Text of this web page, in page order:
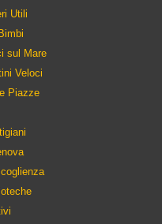
Utili
sul Mare
Veloci
Piazze